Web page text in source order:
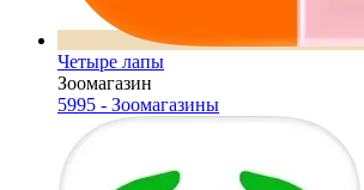
Четыре лапы
Зоомагазин
5995 - Зоомагазины